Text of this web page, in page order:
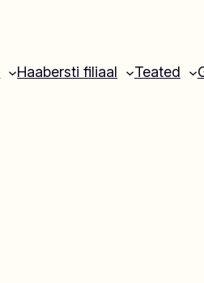
Haabersti filiaal Teated